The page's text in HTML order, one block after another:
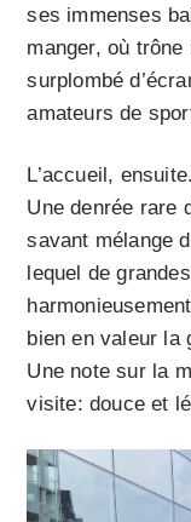
ses immenses
manger, où
surplombé
amateurs de
L’accueil,
Une denrée rare
savant mélange
lequel de
bien en valeur la
Une note sur la
visite: douce et